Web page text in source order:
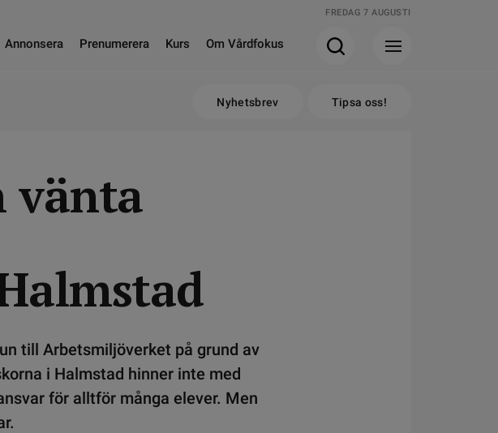
FREDAG 7 AUGUSTI
Annonsera Prenumerera Kurs Om Vårdfokus
Nyhetsbrev Tipsa oss!
vänta
till Arbetsmiljöverket på grund av
i Halmstad hinner inte med
för alltför många elever. Men